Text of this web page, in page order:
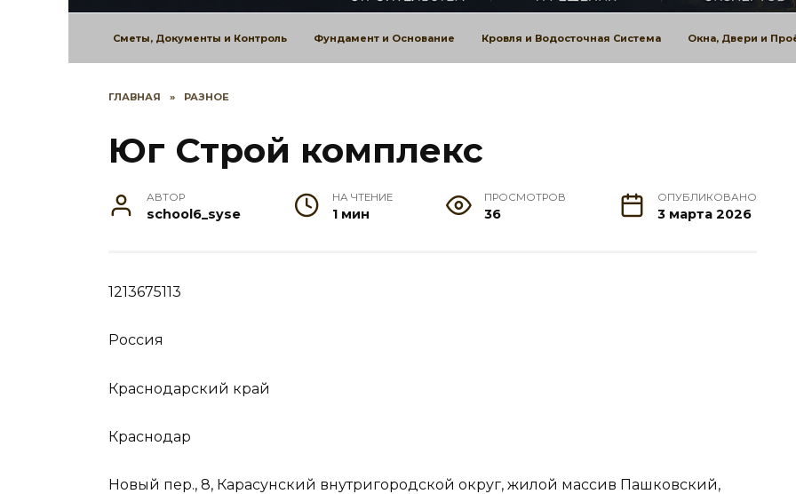
Сметы, Документы и Контроль Фундамент и Основание Кровля и Водосточная Система Окна, Двери и
ГЛАВНАЯ » РАЗНОЕ
Юг Строй комплекс
АВТОР
school6_syse
НА ЧТЕНИЕ
1 мин
ПРОСМОТРОВ
36
ОПУБЛИКОВАНО
3 марта 2026
1213675113
Россия
Краснодарский край
Краснодар
Новый пер., 8, Карасунский внутригородской округ, жилой массив Пашковский,